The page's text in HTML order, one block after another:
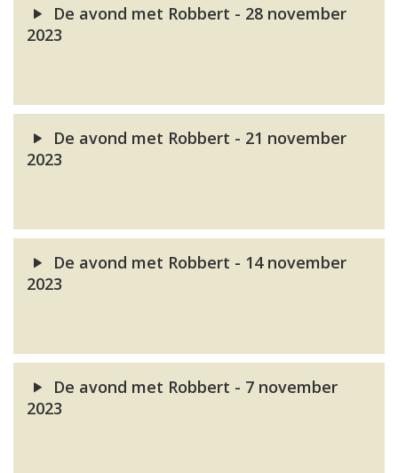
De avond met Robbert - 28 november
2023
De avond met Robbert - 21 november
2023
De avond met Robbert - 14 november
2023
De avond met Robbert - 7 november
2023